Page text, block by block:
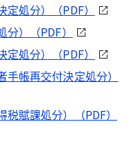
処分）（PDF）
）（PDF）
処分）（PDF）
帳再交付決定処分）
賦課処分）（PDF）